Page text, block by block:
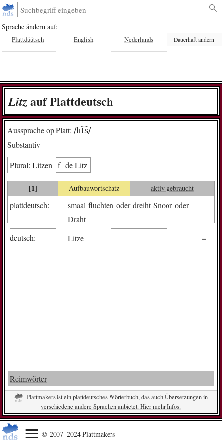
Sprache ändern auf:
Plattdüütsch English Nederlands Dauerhaft ändern
Litzauf Plattdeutsch
Aussprache op Platt: /lɪt͡s/
Substantiv
Plural:Lit­zen f de Litz
[1] Aufbauwortschatz aktiv gebraucht
plattdeutsch: smaal fluchten oder dreiht Snoor oder
Draht
deutsch:
Litze
Reimwörter
Plattmakers ist ein plattdeutsches Wörterbuch, das auch Übersetzungen in
verschiedene andere Sprachen anbietet. Hier mehr Infos.
© 2007–2024 Plattmakers